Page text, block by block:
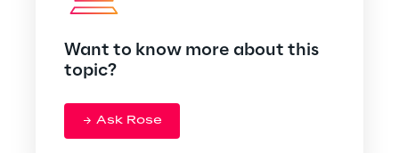
Want to know more about this
topic?
Ask Rose